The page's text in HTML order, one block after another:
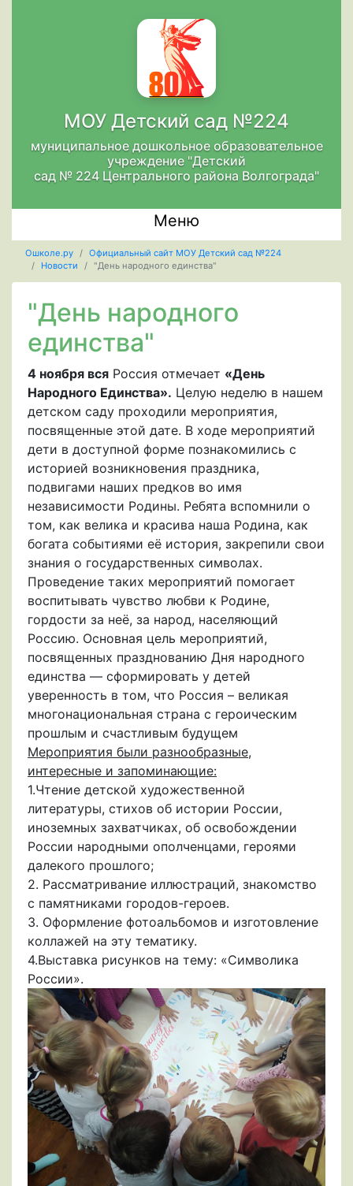
МОУ Детский сад №224
муниципальное дошкольное образовательное
учреждение "Детский
сад № 224 Центрального района Волгограда"
Меню
Ошколе.ру
Официальный сайт МОУ Детский сад №224
Новости
"День народного единства"
"День народного
единства"
4 ноября вся Россия отмечает «День
Народного Единства». Целую неделю в нашем
детском саду проходили мероприятия,
посвященные этой дате. В ходе мероприятий
дети в доступной форме познакомились с
историей возникновения праздника,
подвигами наших предков во имя
независимости Родины. Ребята вспомнили о
том, как велика и красива наша Родина, как
богата событиями её история, закрепили свои
знания о государственных символах.
Проведение таких мероприятий помогает
воспитывать чувство любви к Родине,
гордости за неё, за народ, населяющий
Россию. Основная цель мероприятий,
посвященных празднованию Дня народного
единства — сформировать у детей
уверенность в том, что Россия – великая
многонациональная страна с героическим
прошлым и счастливым будущем
Мероприятия были разнообразные,
интересные и запоминающие:
1.Чтение детской художественной
литературы, стихов об истории России,
иноземных захватчиках, об освобождении
России народными ополченцами, героями
далекого прошлого;
2. Рассматривание иллюстраций, знакомство
с памятниками городов-героев.
3. Оформление фотоальбомов и изготовление
коллажей на эту тематику.
4.Выставка рисунков на тему: «Символика
России».